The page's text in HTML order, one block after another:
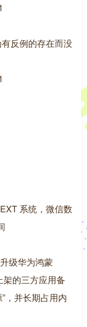
反例的存在而没
系统，微信数
级华为鸿蒙
的三方应用备
，并长期占用内